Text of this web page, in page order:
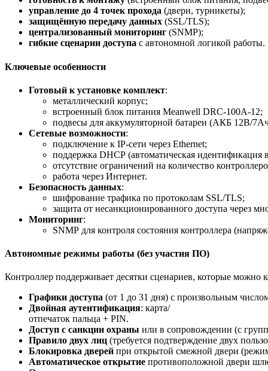
управление до 4 точек прохода (двери, турникеты);
защищённую передачу данных (SSL/TLS);
централизованный мониторинг (SNMP);
гибкие сценарии доступа с автономной логикой работы.
Ключевые особенности
Готовый к установке комплект:
металлический корпус;
встроенный блок питания Meanwell DRC‑100A‑12;
подвесы для аккумуляторной батареи (АКБ 12В/
Сетевые возможности:
подключение к IP‑сети через Ethernet;
поддержка DHCP (автоматическая идентификация
отсутствие ограничений на количество
работа через Интернет.
Безопасность данных:
шифрование трафика по протоколам SSL/TLS;
защита от несанкционированного доступа через
Мониторинг:
SNMP для контроля состояния контроллера
Автономные режимы работы (без участия ПО)
Контроллер поддерживает десятки сценариев, которые можно
Графики доступа (от 1 до 31 дня) с произвольным
Двойная аутентификация: карта/
отпечаток пальца + PIN.
Доступ с санкции охраны или в сопровождении (с
Правило двух лиц (требуется подтверждение двух
Блокировка дверей при открытой смежной двери
Автоматическое открытие противоположной двери